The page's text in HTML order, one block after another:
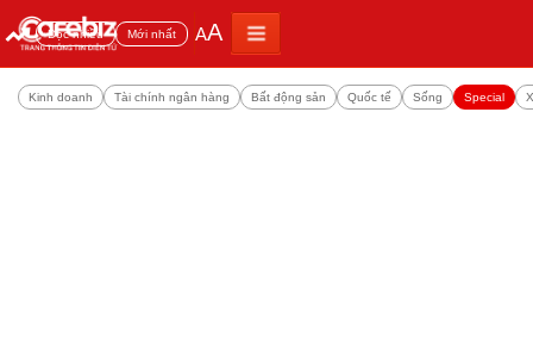
Đọc nhiều Mới nhất AA
Kinh doanh Tài chính ngân hàng Bất động sản Quốc tế Sống Special